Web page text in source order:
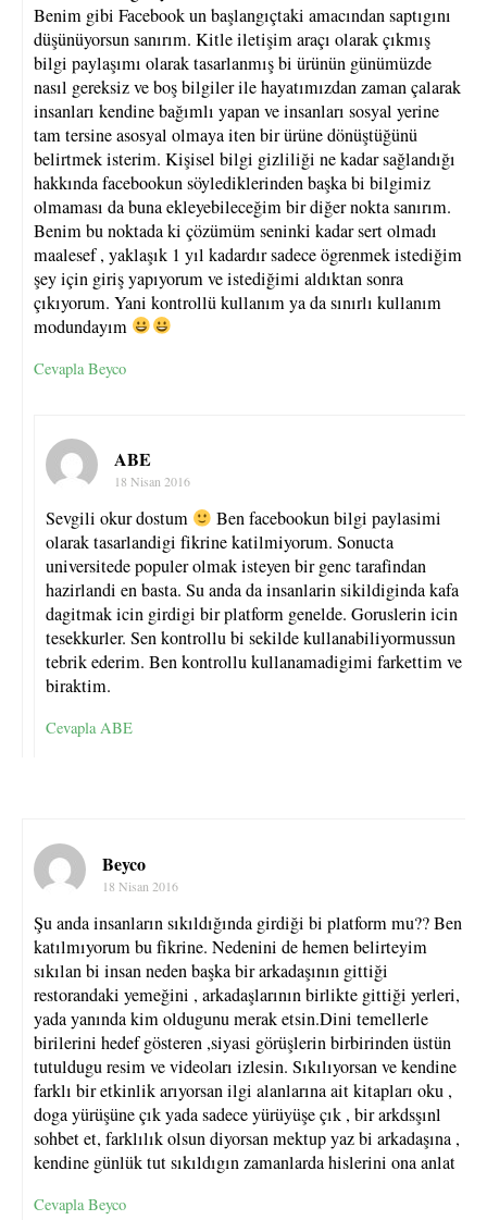
Benim gibi Facebook un başlangıçtaki amacından saptıgını
düşünüyorsun sanırım. Kitle iletişim araçı olarak çıkmış
bilgi paylaşımı olarak tasarlanmış bi ürünün günümüzde
nasıl gereksiz ve boş bilgiler ile hayatımızdan zaman çalarak
insanları kendine bağımlı yapan ve insanları sosyal yerine
tam tersine asosyal olmaya iten bir ürüne dönüştüğünü
belirtmek isterim. Kişisel bilgi gizliliği ne kadar sağlandığı
hakkında facebookun söylediklerinden başka bi bilgimiz
olmaması da buna ekleyebileceğim bir diğer nokta sanırım.
Benim bu noktada ki çözümüm seninki kadar sert olmadı
maalesef , yaklaşık 1 yıl kadardır sadece ögrenmek istediğim
şey için giriş yapıyorum ve istediğimi aldıktan sonra
çıkıyorum. Yani kontrollü kullanım ya da sınırlı kullanım
modundayım
Cevapla Beyco
ABE
18 Nisan 2016
Sevgili okur dostum
Ben facebookun bilgi paylasimi
olarak tasarlandigi fikrine katilmiyorum. Sonucta
universitede populer olmak isteyen bir genc tarafindan
hazirlandi en basta. Su anda da insanlarin sikildiginda kafa
dagitmak icin girdigi bir platform genelde. Goruslerin icin
tesekkurler. Sen kontrollu bi sekilde kullanabiliyormussun
tebrik ederim. Ben kontrollu kullanamadigimi farkettim ve
biraktim.
Cevapla ABE
Beyco
18 Nisan 2016
Şu anda insanların sıkıldığında girdiği bi platform mu?? Ben
katılmıyorum bu fikrine. Nedenini de hemen belirteyim
sıkılan bi insan neden başka bir arkadaşının gittiği
restorandaki yemeğini , arkadaşlarının birlikte gittiği yerleri,
yada yanında kim oldugunu merak etsin.Dini temellerle
birilerini hedef gösteren ,siyasi görüşlerin birbirinden üstün
tutuldugu resim ve videoları izlesin. Sıkılıyorsan ve kendine
farklı bir etkinlik arıyorsan ilgi alanlarına ait kitapları oku ,
doga yürüşüne çık yada sadece yürüyüşe çık , bir arkdsşınl
sohbet et, farklılık olsun diyorsan mektup yaz bi arkadaşına ,
kendine günlük tut sıkıldıgın zamanlarda hislerini ona anlat
Cevapla Beyco